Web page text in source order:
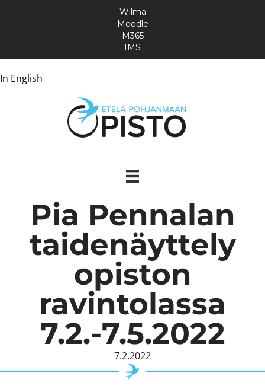
In English
Wilma
Moodle
M365
IMS
Pia Pennalan
taidenäyttely
opiston
ravintolassa
7.2.-7.5.2022
7.2.2022